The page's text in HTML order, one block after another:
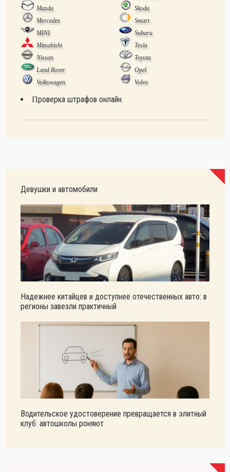
Mazda
Skoda
Mercedes
Smart
MINI
Subaru
Mitsubishi
Tesla
Nissan
Toyota
Land Rover
Opel
Volkswagen
Volvo
Проверка штрафов онлайн.
Девушки и автомобили
Надежнее китайцев и доступнее отечественных авто: в
регионы завезли практичный
Водительское удостоверение превращается в элитный
клуб: автошколы роняют